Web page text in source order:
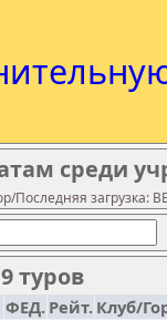
среди
загрузка:
туров
ФЕД. Рейт. Клуб/